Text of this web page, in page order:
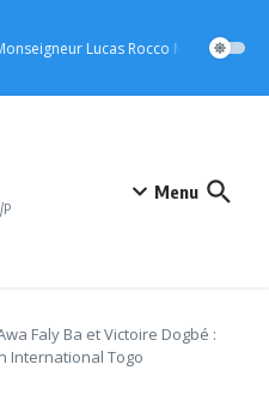
Lucas Rocco Massimo
P
Menu
Faly Ba et Victoire Dogbé :
International Togo